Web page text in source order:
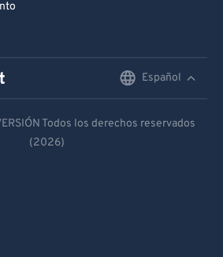
Español
Español
Todos los derechos reservados
(2026)